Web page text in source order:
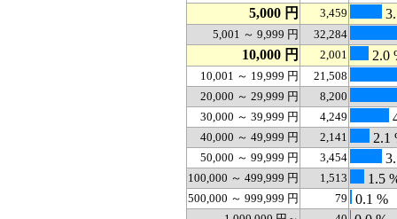
5,000 円 3,459
5,001 ～ 9,999 円 32,284
10,000 円 2,001 2.0
10,001 ～ 19,999 円
21,508
20,000 ～ 29,999 円
8,200
30,000 ～ 39,999 円
4,249
40,000 ～ 49,999 円 2,141 2.1
50,000 ～ 99,999 円 3,454
100,000 ～ 499,999 円 1,513 1.5
500,000 ～ 999,999 円 79 0.1 %